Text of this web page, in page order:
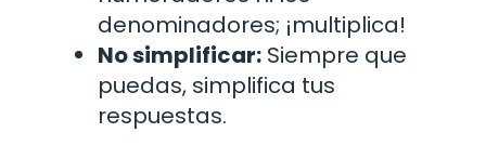
denominadores; ¡multiplica!
No simplificar: Siempre que
puedas, simplifica tus
respuestas.